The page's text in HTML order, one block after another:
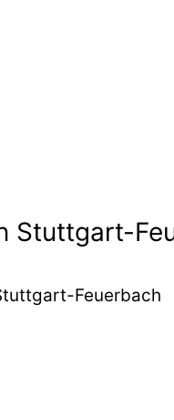
Stuttgart-
Feuerbach